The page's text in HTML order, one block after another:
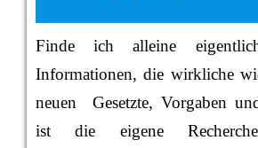
doch
Finde ich alleine
Informationen, die wirkliche
neuen Gesetzte, Vorgaben
ist die eigene